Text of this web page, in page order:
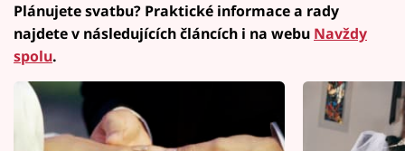
Plánujete svatbu? Praktické informace a rady
najdete v následujících článcích i na webu Navždy
spolu.